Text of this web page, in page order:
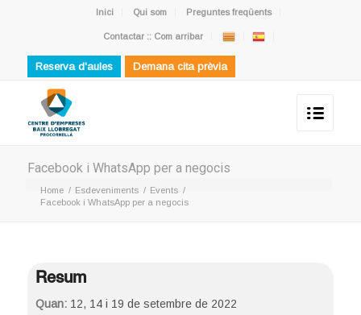
Inici Qui som Preguntes freqüents
Contactar :: Com arribar
Reserva d'aules Demana cita prèvia
Facebook i WhatsApp per a negocis
Home / Esdeveniments / Events /
Facebook i WhatsApp per a negocis
Resum
Quan:12, 14 i 19 de setembre de 2022